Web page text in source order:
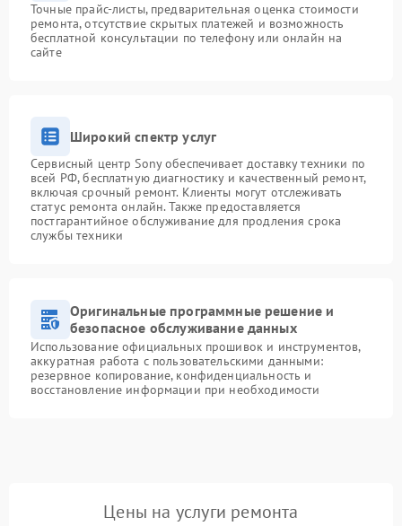
Точные прайс-листы, предварительная оценка стоимости
ремонта, отсутствие скрытых платежей и возможность
бесплатной консультации по телефону или онлайн на
сайте
Широкий спектр услуг
Сервисный центр Sony обеспечивает доставку техники по
всей РФ, бесплатную диагностику и качественный ремонт,
включая срочный ремонт. Клиенты могут отслеживать
статус ремонта онлайн. Также предоставляется
постгарантийное обслуживание для продления срока
службы техники
Оригинальные программные решение и
безопасное обслуживание данных
Использование официальных прошивок и инструментов,
аккуратная работа с пользовательскими данными:
резервное копирование, конфиденциальность и
восстановление информации при необходимости
Цены на услуги ремонта